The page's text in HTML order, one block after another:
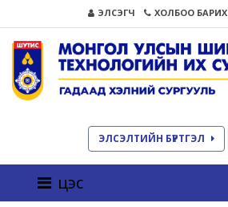
ЭЛСЭГЧ ХОЛБОО БАРИХ
ЭЛСЭЛТИЙН БҮРТГЭЛ
цэс